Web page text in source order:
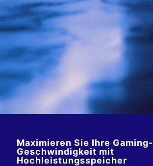
Maximieren Sie Ihre Gaming-
Geschwindigkeit mit
Hochleistungsspeicher